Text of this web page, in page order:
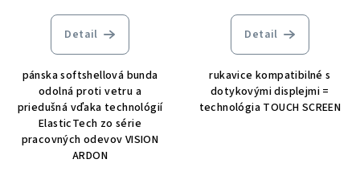
Detail
pánska softshellová bunda
odolná proti vetru a
priedušná vďaka technológií
ElasticTech zo série
pracovných odevov VISION
ARDON
Detail
rukavice kompatibilné s
dotykovými displejmi =
technológia TOUCH SCREEN